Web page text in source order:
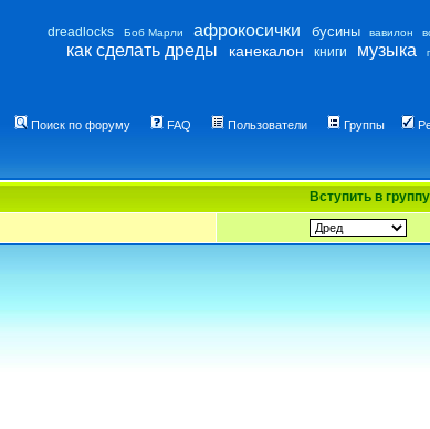
dreadlocks Боб Марли афрокосички бусины вавилон
как сделать дреды канекалон книги музыка
Поиск по форуму FAQ Пользователи Группы
Вступить в группу